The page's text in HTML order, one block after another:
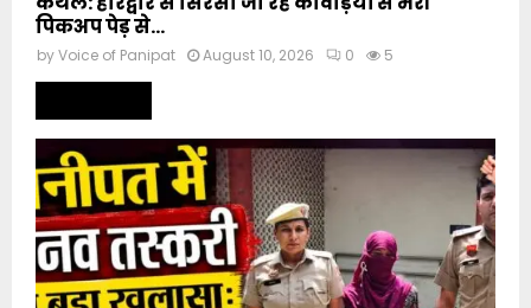
पिकअप पेड़ से...
byVoice of Panipat August 10, 2026 0 5